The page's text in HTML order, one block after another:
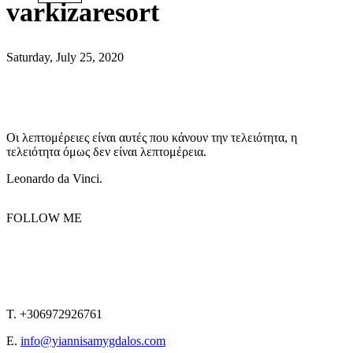
varkizaresort
Saturday, July 25, 2020
Οι λεπτομέρειες είναι αυτές που κάνουν την τελειότητα, η
τελειότητα όμως δεν είναι λεπτομέρεια.
Leonardo da Vinci.
FOLLOW ME
T. +306972926761
E. info@yiannisamygdalos.com